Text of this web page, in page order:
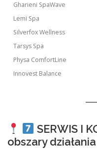
Gharieni SpaWave
Lemi Spa
Silverfox Wellness
Tarsys Spa
Physa ComfortLine
Innovest Balance
SERWIS I
obszary